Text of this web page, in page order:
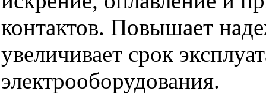
контактов. Повышает
увеличивает срок
электрооборудования.